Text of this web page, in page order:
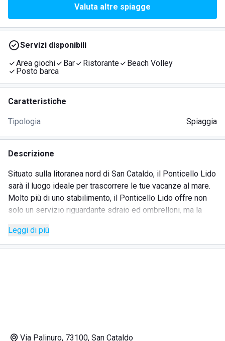
Valuta altre spiagge
Servizi disponibili
Area giochi
Bar Ristorante
Beach Volley
Posto barca
Caratteristiche
Tipologia Spiaggia
Descrizione
Situato sulla litoranea nord di San Cataldo, il Ponticello Lido
sarà il luogo ideale per trascorrere le tue vacanze al mare.
Molto più di uno stabilimento, il Ponticello Lido offre non
solo un servizio riguardante sdraio ed ombrelloni, ma la
bambini, campo da beach tennis e la realizzazione di eventi
musicali.
Leggi di più
Via Palinuro, 73100, San Cataldo